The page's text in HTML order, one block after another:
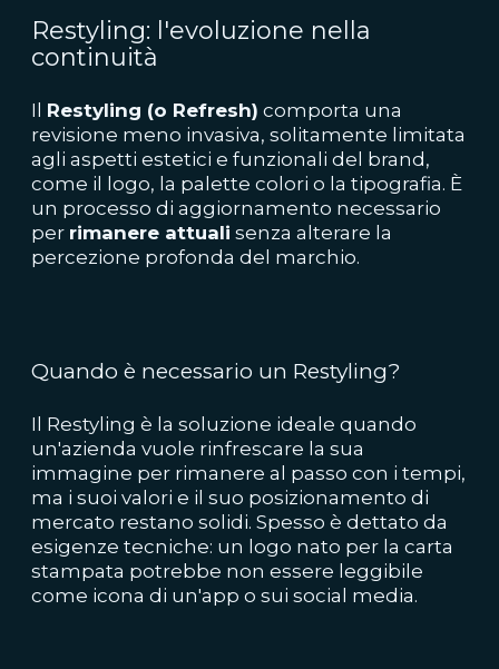
Restyling: l'evoluzione nella
continuità
Il Restyling (o Refresh) comporta una
revisione meno invasiva, solitamente limitata
agli aspetti estetici e funzionali del brand,
come il logo, la palette colori o la tipografia. È
un processo di aggiornamento necessario
per rimanere attuali senza alterare la
percezione profonda del marchio.
Quando è necessario un Restyling?
Il Restyling è la soluzione ideale quando
un'azienda vuole rinfrescare la sua
immagine per rimanere al passo con i tempi,
ma i suoi valori e il suo posizionamento di
mercato restano solidi. Spesso è dettato da
esigenze tecniche: un logo nato per la carta
stampata potrebbe non essere leggibile
come icona di un'app o sui social media.